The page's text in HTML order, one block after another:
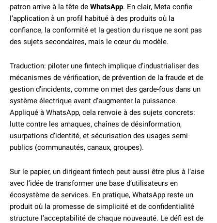
patron arrive à la tête de WhatsApp. En clair, Meta confie
l’application à un profil habitué à des produits où la
confiance, la conformité et la gestion du risque ne sont pas
des sujets secondaires, mais le cœur du modèle.
Traduction: piloter une fintech implique d’industrialiser des
mécanismes de vérification, de prévention de la fraude et de
gestion d’incidents, comme on met des garde-fous dans un
système électrique avant d’augmenter la puissance.
Appliqué à WhatsApp, cela renvoie à des sujets concrets:
lutte contre les arnaques, chaînes de désinformation,
usurpations d’identité, et sécurisation des usages semi-
publics (communautés, canaux, groupes).
Sur le papier, un dirigeant fintech peut aussi être plus à l’aise
avec l’idée de transformer une base d’utilisateurs en
écosystème de services. En pratique, WhatsApp reste un
produit où la promesse de simplicité et de confidentialité
structure l’acceptabilité de chaque nouveauté. Le défi est de